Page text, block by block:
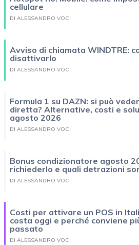
cellulare
DI ALESSANDRO VOCI
Avviso di chiamata WINDTRE:
disattivarlo
DI ALESSANDRO VOCI
Formula 1 su DAZN: si può
diretta? Alternative, costi e
agosto 2026
DI ALESSANDRO VOCI
Bonus condizionatore agosto
richiederlo e quali detrazioni
DI ALESSANDRO VOCI
Costi per attivare un POS in
costa oggi e perché conviene
passato
DI ALESSANDRO VOCI